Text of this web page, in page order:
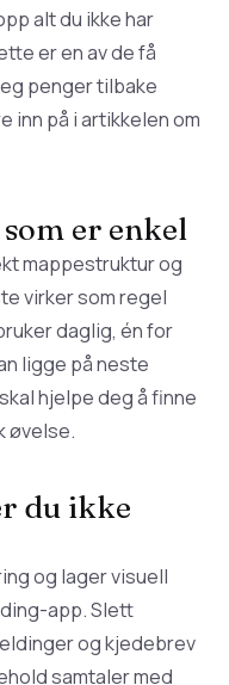
alt du ikke har
er en av de få
penger tilbake
inn på iartikkelen om
er enkel
mappestruktur og
virker som regel
daglig, én for
ligge på neste
hjelpe deg å finne
øvelse.
du ikke
og lager visuell
app. Slett
og kjedebrev
samtaler med